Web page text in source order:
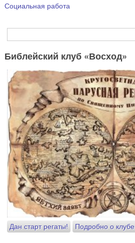
Социальная работа
Форма поиска
Библейский клуб «Восход»
Дан старт регаты! Подробно о клубе